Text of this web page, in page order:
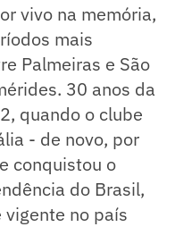
vivo na memória,
mais
Palmeiras e São
30 anos da
quando o clube
- de novo, por
conquistou o
do Brasil,
no país